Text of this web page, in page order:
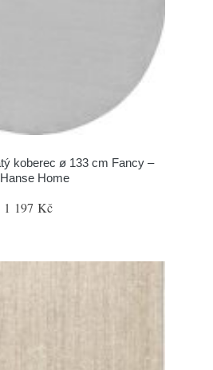
koberec ø 133 cm Fancy –
Hanse Home
1 197 Kč